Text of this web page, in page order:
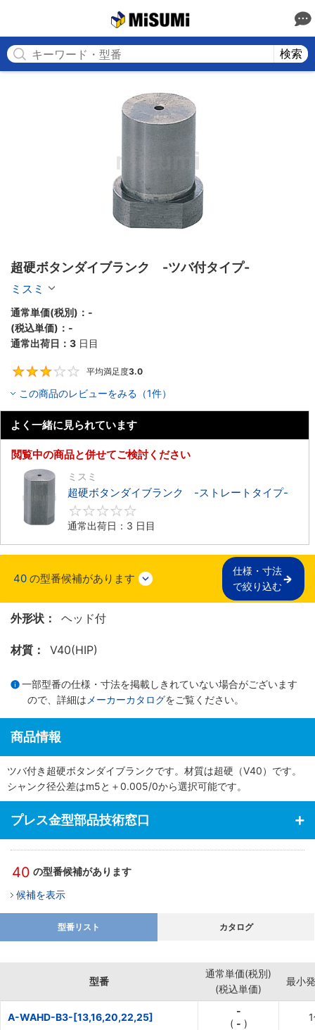
検索
超硬ボタンダイブランク　-ツバ付タイプ-
ミスミ
通常単価(税別)： -
(税込単価)： -
通常出荷日： 3 日目
平均満足度3.0
この商品のレビューをみる（1件）
よく一緒に見られています
閲覧中の商品と併せてご検討ください
ミスミ
超硬ボタンダイブランク -ストレートタイプ-
通常出荷日：3 日目
40 の型番候補があります
仕様・寸法
で絞り込む
外形状： ヘッド付
材質： V40(HIP)
一部型番の仕様・寸法を掲載しきれていない場合がございます
ので、詳細は メーカーカタログをご覧ください。
商品情報
ツバ付き超硬ボタンダイブランクです。材質は超硬（V40）です。
シャンク径公差はm5と＋0.005/0から選択可能です。
プレス金型部品技術窓口
40 の型番候補があります
候補を表示
型番リスト カタログ
型番
通常単価(税別)
(税込単価)
最小
A-WAHD-B3-[13,16,20,22,25]
-
( - )